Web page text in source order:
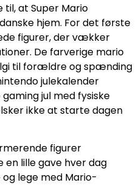
til, at Super Mario
hjem. For det første
figurer, der vækker
De farverige mario
til forældre og spænding
julekalender
jul med fysiske
ikke at starte dagen
figurer
en lille gave hver dag
lege med Mario-